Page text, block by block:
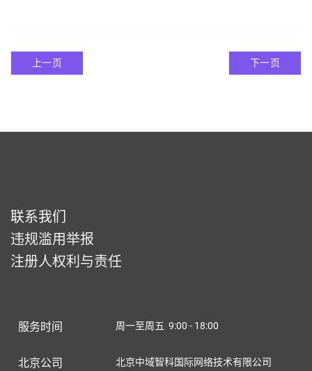
上一页 下一页
联系我们
违规滥用举报
注册人权利与责任
服务时间 周一至周五 9:00 - 18:00
北京公司
北京中域智科国际网络技术有限公司